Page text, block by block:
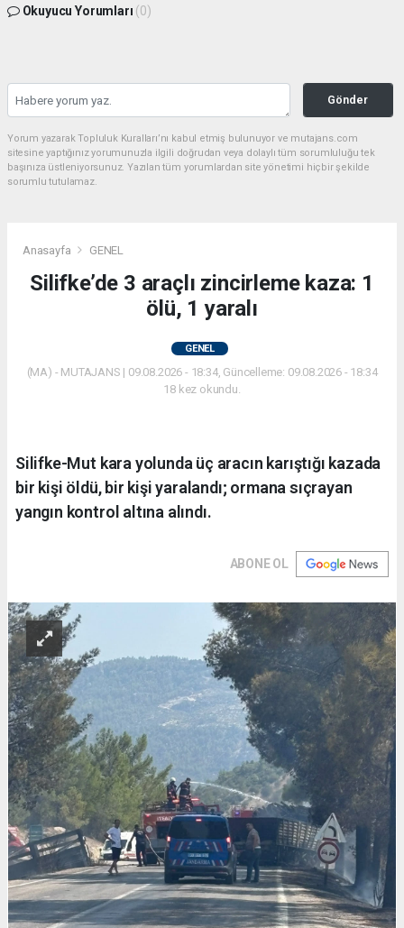
Okuyucu Yorumları (0)
Gönder
Yorum yazarak Topluluk Kuralları’nı kabul etmiş bulunuyor ve mutajans.com
sitesine yaptığınız yorumunuzla ilgili doğrudan veya dolaylı tüm sorumluluğu tek
başınıza üstleniyorsunuz. Yazılan tüm yorumlardan site yönetimi hiçbir şekilde
sorumlu tutulamaz.
Anasayfa GENEL
Silifke’de 3 araçlı zincirleme kaza: 1
ölü, 1 yaralı
GENEL
(MA) - MUTAJANS | 09.08.2026 - 18:34, Güncelleme: 09.08.2026 - 18:34
18 kez okundu.
Silifke-Mut kara yolunda üç aracın karıştığı kazada
bir kişi öldü, bir kişi yaralandı; ormana sıçrayan
yangın kontrol altına alındı.
ABONE OL